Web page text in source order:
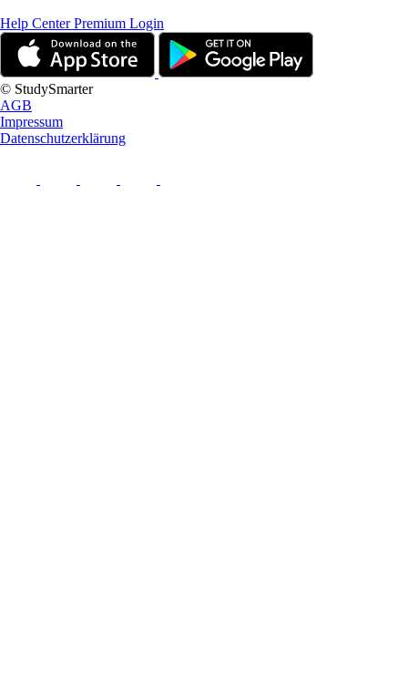
Help CenterPremium Login
© StudySmarter
AGB
Impressum
Datenschutzerklärung